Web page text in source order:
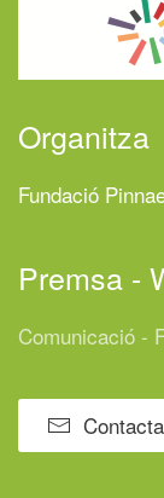
Organitza
Fundació
Premsa -
Comunicació -